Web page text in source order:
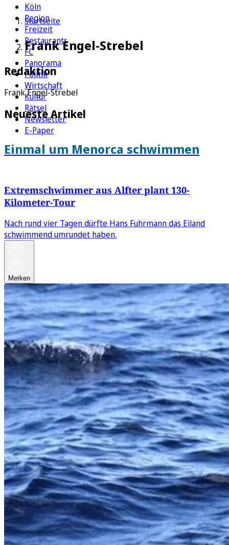
Köln
Region
Freizeit
Restaurants
FC
Panorama
Politik
Wirtschaft
Kultur
Rätsel
Newsletter
E-Paper
Startseite
Frank Engel-Strebel
Redaktion
Frank Engel-Strebel
Neueste Artikel
Einmal um Menorca schwimmen
Extremschwimmer aus Alfter plant 130-
Kilometer-Tour
Nach rund vier Tagen dürfte Hans Fuhrmann das Eiland
schwimmend umrundet haben.
Merken